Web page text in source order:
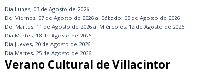
Día Lunes, 03 de Agosto de 2026
Del Viernes, 07 de Agosto de 2026 al Sábado, 08 de Agosto de 2026
Del Martes, 11 de Agosto de 2026 al Miércoles, 12 de Agosto de 2026
Día Martes, 18 de Agosto de 2026
Día Jueves, 20 de Agosto de 2026
Día Martes, 25 de Agosto de 2026
Verano Cultural de Villacintor